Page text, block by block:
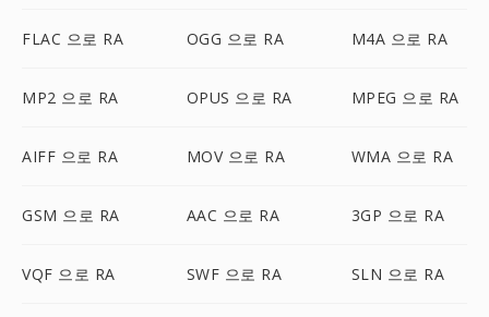
FLAC 으로 RA OGG 으로 RA M4A 으로 RA
MP2 으로 RA OPUS 으로 RA MPEG 으로 RA
AIFF 으로 RA MOV 으로 RA WMA 으로 RA
GSM 으로 RA AAC 으로 RA 3GP 으로 RA
VQF 으로 RA SWF 으로 RA SLN 으로 RA